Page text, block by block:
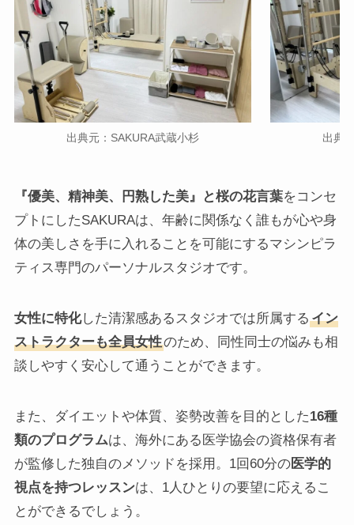
出典元：SAKURA武蔵小杉 出典
『優美、精神美、円熟した美』と桜の花言葉をコンセ
プトにしたSAKURAは、年齢に関係なく誰もが心や身
体の美しさを手に入れることを可能にするマシンピラ
ティス専門のパーソナルスタジオです。
女性に特化した清潔感あるスタジオでは所属する イン
ストラクターも全員女性のため、同性同士の悩みも相
談しやすく安心して通うことができます。
また、ダイエットや体質、姿勢改善を目的とした16種
類のプログラムは、海外にある医学協会の資格保有者
が監修した独自のメソッドを採用。1回60分の医学的
視点を持つレッスンは、1人ひとりの要望に応えるこ
とができるでしょう。